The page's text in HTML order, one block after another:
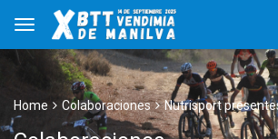
Home Colaboraciones Nutrisport